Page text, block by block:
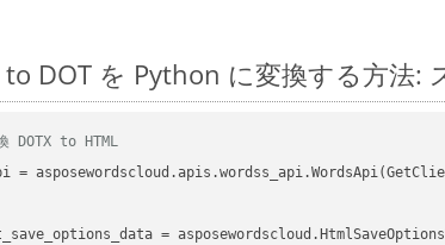
to DOT を Python に変換する方法:
DOTX to HTML
=
=